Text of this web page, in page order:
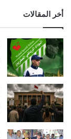
أخر المقالات